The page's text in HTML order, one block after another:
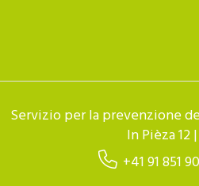
Servizio per la prevenzione
In Pièza 12
+41 91 851